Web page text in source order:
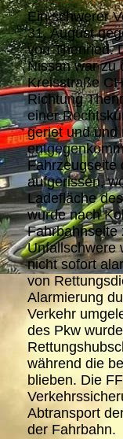
Ein schwerer
31. August
von Thenried.
Nissan war zu
Kreisstraße
Richtung
einer
geriet und und
Fahrzeugseite
aufgerissen,
Ladefläche
wurde nach
Fahrbahnseite
Unfallschwere
nicht sofort
von
Alarmierung
Verkehr
des Pkw
während die
blieben. Die
Abtransport
der Fahrbahn.